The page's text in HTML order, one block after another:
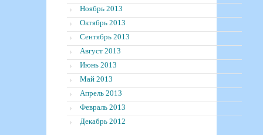
Ноябрь 2013
Октябрь 2013
Сентябрь 2013
Август 2013
Июнь 2013
Май 2013
Апрель 2013
Февраль 2013
Декабрь 2012